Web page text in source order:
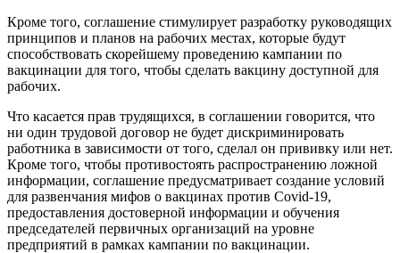
Кроме того, соглашение стимулирует разработку руководящих
принципов и планов на рабочих местах, которые будут
способствовать скорейшему проведению кампании по
вакцинации для того, чтобы сделать вакцину доступной для
рабочих.
Что касается прав трудящихся, в соглашении говорится, что
ни один трудовой договор не будет дискриминировать
работника в зависимости от того, сделал он прививку или нет.
Кроме того, чтобы противостоять распространению ложной
информации, соглашение предусматривает создание условий
для развенчания мифов о вакцинах против Covid-19,
предоставления достоверной информации и обучения
председателей первичных организаций на уровне
предприятий в рамках кампании по вакцинации.